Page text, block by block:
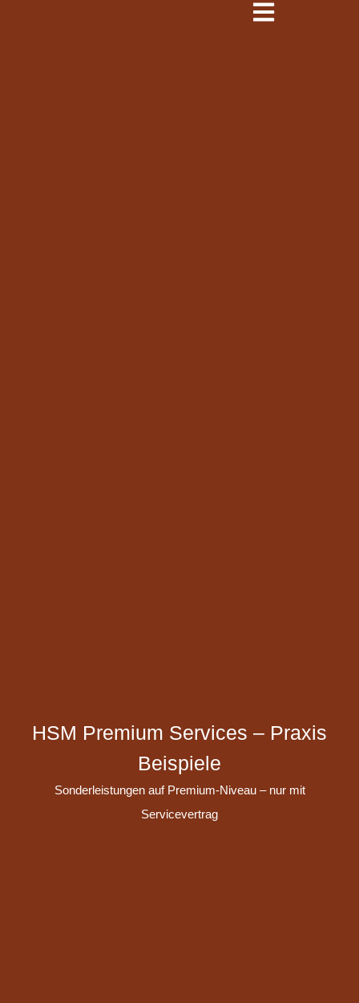
HSM Premium Services – Praxis
Beispiele
Sonderleistungen auf Premium-Niveau – nur mit
Servicevertrag